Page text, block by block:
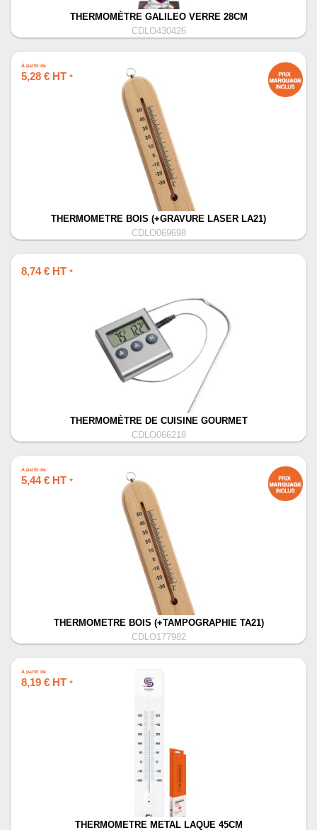
THERMOMÈTRE GALILEO VERRE 28CM
CDLO430426
À partir de
5,28 € HT *
THERMOMETRE BOIS (+GRAVURE LASER LA21)
CDLO069698
8,74 € HT *
THERMOMÈTRE DE CUISINE GOURMET
CDLO066218
À partir de
5,44 € HT *
THERMOMETRE BOIS (+TAMPOGRAPHIE TA21)
CDLO177982
À partir de
8,19 € HT *
THERMOMETRE METAL LAQUE 45CM